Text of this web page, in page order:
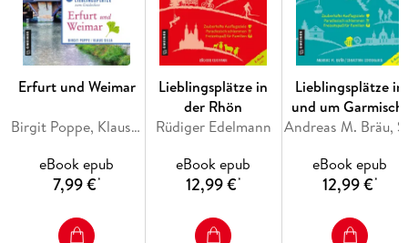
Erfurt und Weimar
Birgit Poppe, Klaus Silla
eBook epub
7,99 €*
Lieblingsplätze in
der Rhön
Rüdiger Edelmann
eBook epub
12,99 €*
Lieblingsplätze in
und um Garmisch-
Partenkirchen
eBook epub
12,99 €*